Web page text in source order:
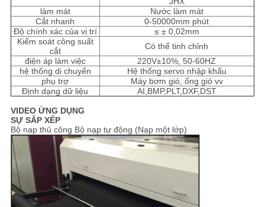
làm mát
Nước làm mát
Cắt nhanh
0-50000mm phút
Độ chính xác của vị trí
≤ ± 0,02mm
Kiểm soát công suất
cắt
Có thể tinh chỉnh
điện áp làm việc
220V±10%, 50-60HZ
hệ thống di chuyển
Hệ thống servo nhập khẩu
phụ trợ
Máy bơm gió, ống gió vv
Định dạng dữ liệu
AI,BMP,PLT,DXF,DST
VIDEO ỨNG DỤNG
SỰ SẮP XẾP
Bộ nạp thủ công Bộ nạp tự động (Nạp ​​một lớp)